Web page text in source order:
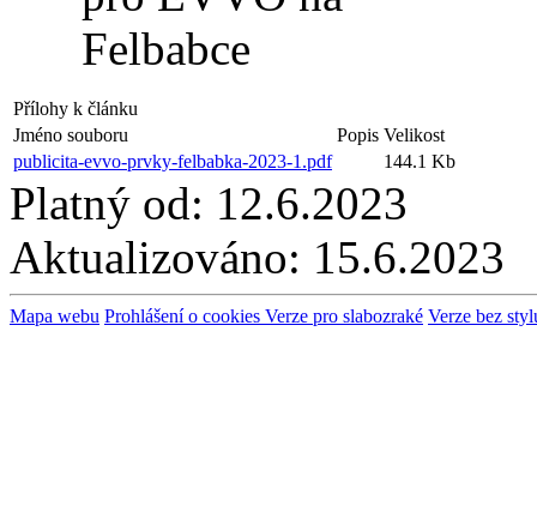
Přílohy k článku
Jméno souboru
Popis Velikost
publicita-evvo-prvky-felbabka-2023-1.pdf
144.1 Kb
Platný od: 12.6.2023
Aktualizováno: 15.6.2023
Mapa webu Prohlášení o cookies Verze pro slabozraké Verze bez